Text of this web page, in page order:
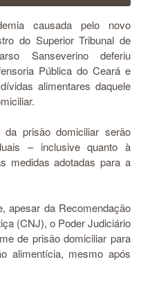
causada pelo novo
do Superior Tribunal de
Sanseverino deferiu
Pública do Ceará e
alimentares daquele
prisão domiciliar serão
– inclusive quanto à
medidas adotadas para a
apesar da Recomendação
(CNJ), o Poder Judiciário
de prisão domiciliar para
alimentícia, mesmo após